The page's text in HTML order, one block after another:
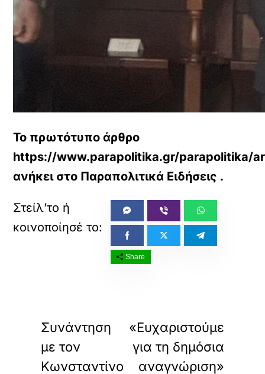
Το πρωτότυπο άρθρο
https://www.parapolitika.gr/parapolitika/
ανήκει στο Παραπολιτικά Ειδήσεις .
Share
Συνάντηση
με τον
Κωνσταντίνο
«Ευχαριστούμε
για τη δημόσια
αναγνώριση»